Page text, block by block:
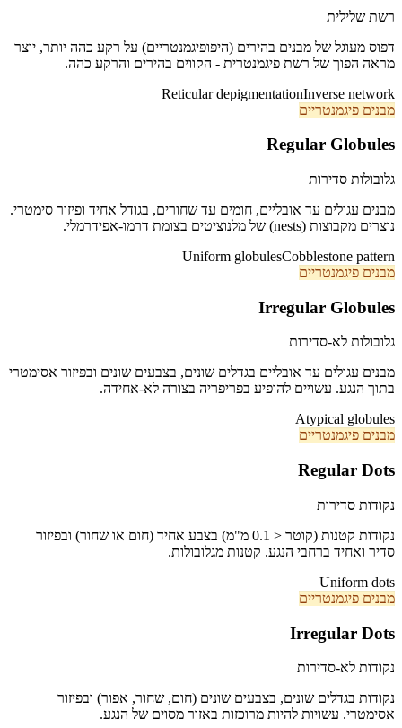
רשת שלילית
דפוס מעוגל של מבנים בהירים (היפופיגמנטריים) על רקע כהה יותר, יוצר
מראה הפוך של רשת פיגמנטרית - הקווים בהירים והרקע כהה.
Inverse network
Reticular depigmentation
מבנים פיגמנטריים
Regular Globules
גלובולות סדירות
מבנים עגולים עד אובליים, חומים עד שחורים, בגודל אחיד ופיזור סימטרי.
נוצרים מקבוצות (nests) של מלנוציטים בצומת דרמו-אפידרמלי.
Cobblestone pattern
Uniform globules
מבנים פיגמנטריים
Irregular Globules
גלובולות לא-סדירות
מבנים עגולים עד אובליים בגדלים שונים, בצבעים שונים ובפיזור אסימטרי
בתוך הנגע. עשויים להופיע בפריפריה בצורה לא-אחידה.
Atypical globules
מבנים פיגמנטריים
Regular Dots
נקודות סדירות
נקודות קטנות (קוטר < 0.1 מ"מ) בצבע אחיד (חום או שחור) ובפיזור
סדיר ואחיד ברחבי הנגע. קטנות מגלובולות.
Uniform dots
מבנים פיגמנטריים
Irregular Dots
נקודות לא-סדירות
נקודות בגדלים שונים, בצבעים שונים (חום, שחור, אפור) ובפיזור
אסימטרי. עשויות להיות מרוכזות באזור מסוים של הנגע.